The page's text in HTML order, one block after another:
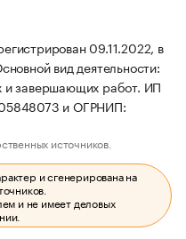
09.11.2022, в
вид деятельности:
и завершающих работ. ИП
и ОГРНИП:
источников.
и сгенерирована на
и не имеет деловых